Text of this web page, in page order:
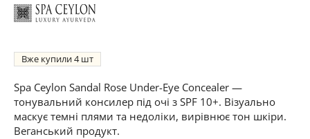
Вже купили4
Spa Ceylon Sandal Rose Under-Eye Concealer —
тонувальний консилер під очі з SPF 10+. Візуально
маскує темні плями та недоліки, вирівнює тон шкіри.
Веганський продукт.